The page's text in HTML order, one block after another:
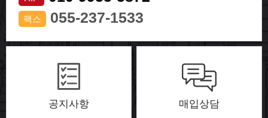
팩스 055-237-1533
공지사항 매입상담